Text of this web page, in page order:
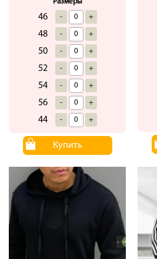
Размеры
46 - +
48 - +
50 - +
52 - +
54 - +
56 - +
44 - +
Купить